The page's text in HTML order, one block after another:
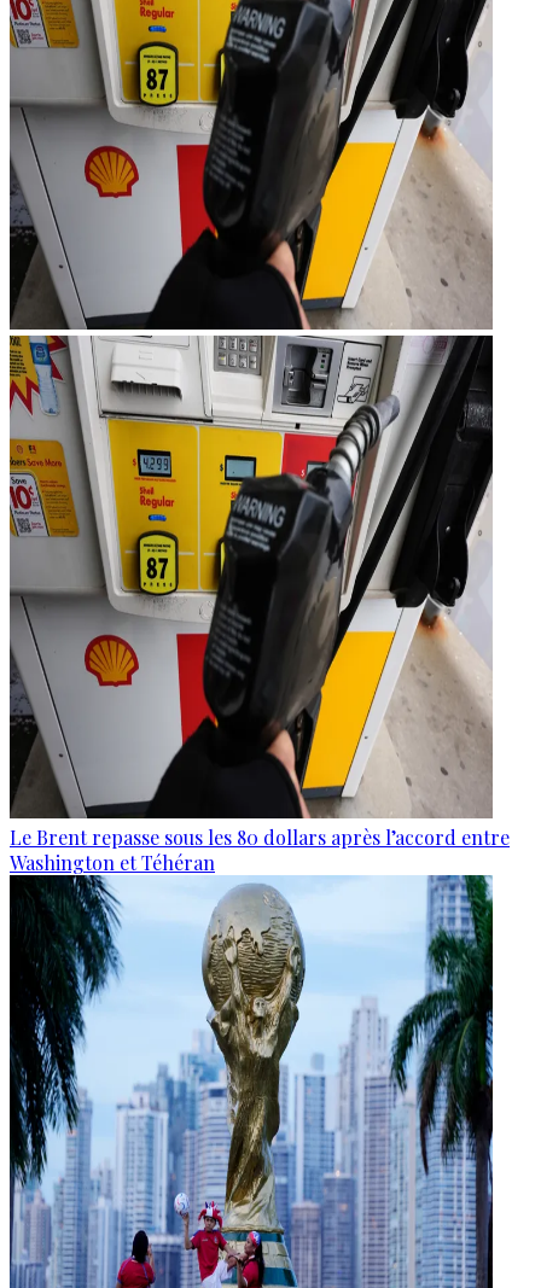
Le Brent repasse sous les 80 dollars après l’accord entre
Washington et Téhéran